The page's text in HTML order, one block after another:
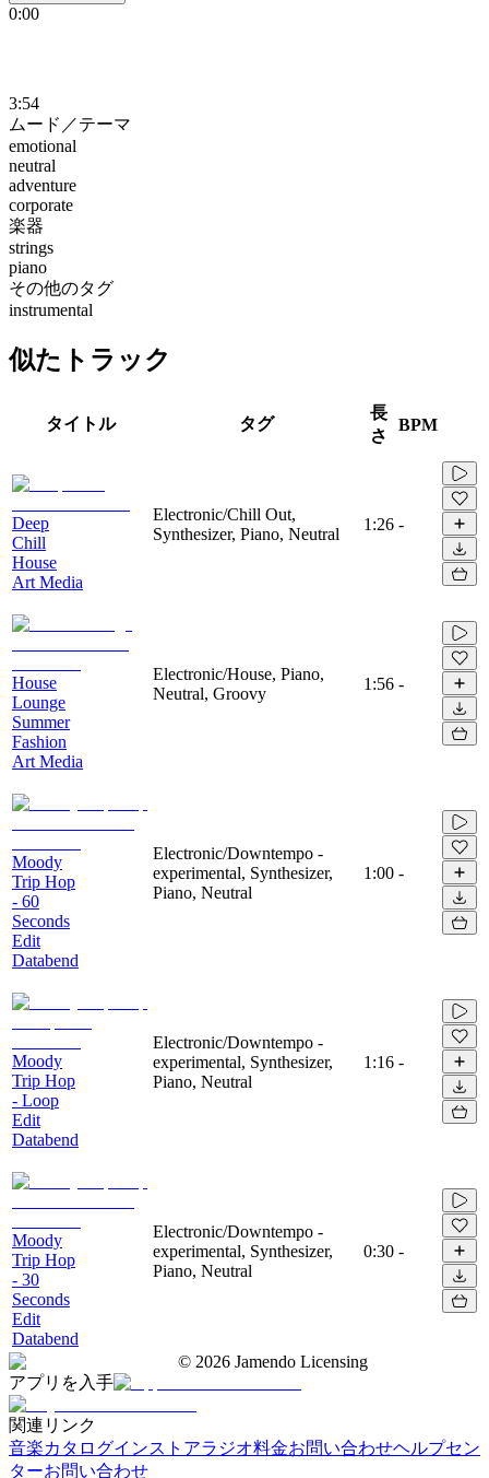
0:00
3:54
ムード／テーマ
emotional
neutral
adventure
corporate
楽器
strings
piano
その他のタグ
instrumental
似たトラック
タイトル タグ
長
さ
BPM
Deep
Chill
House
Art Media
Electronic/Chill Out,
Synthesizer, Piano, Neutral
1:26 -
House
Lounge
Summer
Fashion
Art Media
Electronic/House, Piano,
Neutral, Groovy
1:56 -
Moody
Trip Hop
- 60
Seconds
Edit
Databend
Electronic/Downtempo -
experimental, Synthesizer,
Piano, Neutral
1:00 -
Moody
Trip Hop
- Loop
Edit
Databend
Electronic/Downtempo -
experimental, Synthesizer,
Piano, Neutral
1:16 -
Moody
Trip Hop
- 30
Seconds
Edit
Databend
Electronic/Downtempo -
experimental, Synthesizer,
Piano, Neutral
0:30 -
© 2026 Jamendo Licensing
アプリを入手
関連リンク
音楽カタログインストアラジオ料金お問い合わせヘルプセン
ターお問い合わせ